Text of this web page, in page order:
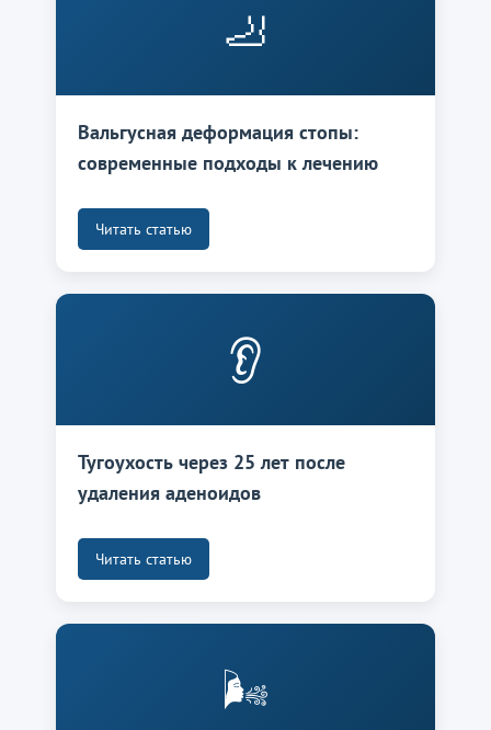
🦶
Вальгусная деформация стопы:
современные подходы к лечению
Читать статью
👂
Тугоухость через 25 лет после
удаления аденоидов
Читать статью
🌬️